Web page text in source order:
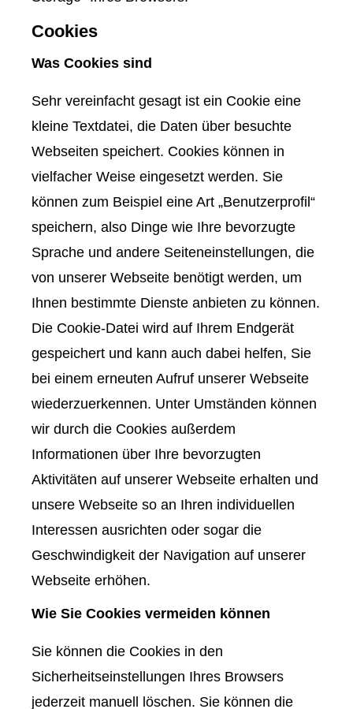
Cookies
Was Cookies sind
Sehr vereinfacht gesagt ist ein Cookie eine
kleine Textdatei, die Daten über besuchte
Webseiten speichert. Cookies können in
vielfacher Weise eingesetzt werden. Sie
können zum Beispiel eine Art „Benutzerprofil“
speichern, also Dinge wie Ihre bevorzugte
Sprache und andere Seiteneinstellungen, die
von unserer Webseite benötigt werden, um
Ihnen bestimmte Dienste anbieten zu können.
Die Cookie-Datei wird auf Ihrem Endgerät
gespeichert und kann auch dabei helfen, Sie
bei einem erneuten Aufruf unserer Webseite
wiederzuerkennen. Unter Umständen können
wir durch die Cookies außerdem
Informationen über Ihre bevorzugten
Aktivitäten auf unserer Webseite erhalten und
unsere Webseite so an Ihren individuellen
Interessen ausrichten oder sogar die
Geschwindigkeit der Navigation auf unserer
Webseite erhöhen.
Wie Sie Cookies vermeiden können
Sie können die Cookies in den
Sicherheitseinstellungen Ihres Browsers
jederzeit manuell löschen. Sie können die